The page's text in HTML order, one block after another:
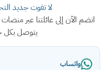
لا تفوت جديد
انضم الآن إلى عائلتنا عبر
يتوصل
واتساب